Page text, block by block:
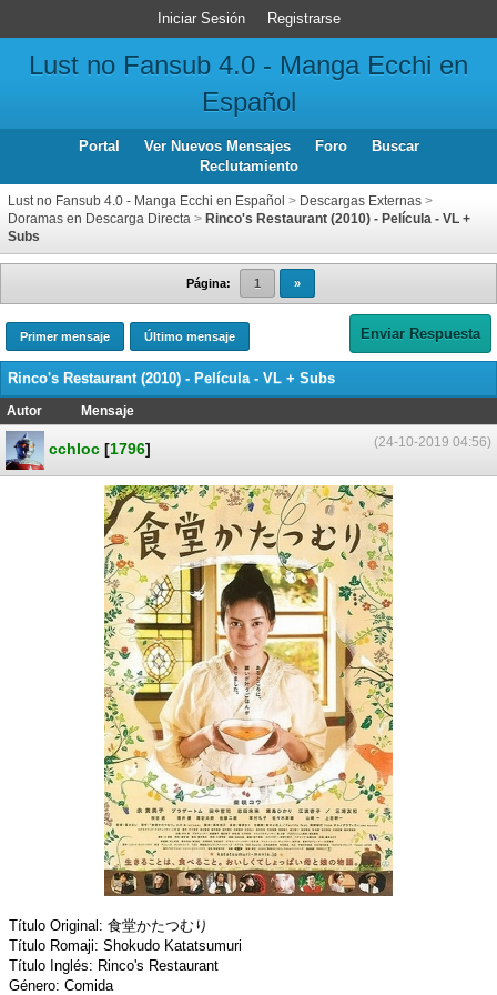
Iniciar Sesión Registrarse
Lust no Fansub 4.0 - Manga Ecchi en
Español
Portal Ver Nuevos Mensajes Foro
Buscar
Reclutamiento
Lust no Fansub 4.0 - Manga Ecchi en Español > Descargas Externas >
Doramas en Descarga Directa > Rinco's Restaurant (2010) - Película - VL +
Subs
Página: 1 »
Primer mensaje Último mensaje Enviar Respuesta
Rinco's Restaurant (2010) - Película - VL + Subs
Autor
Mensaje
(24-10-2019 04:56)
cchloc [1796]
Título Original: 食堂かたつむり
Título Romaji: Shokudo Katatsumuri
Título Inglés: Rinco's Restaurant
Género: Comida